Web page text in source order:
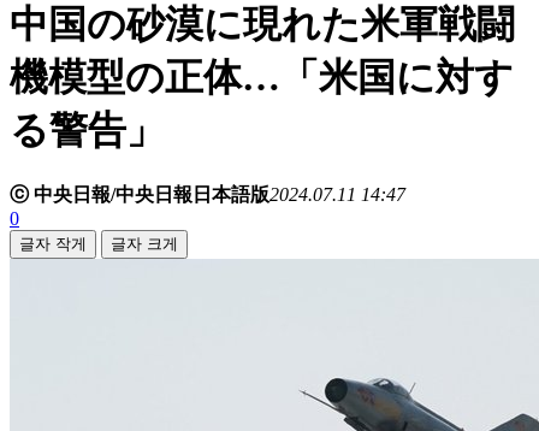
中国の砂漠に現れた米軍戦闘
機模型の正体…「米国に対す
る警告」
ⓒ 中央日報/中央日報日本語版2024.07.11 14:47
0
글자 작게 글자 크게